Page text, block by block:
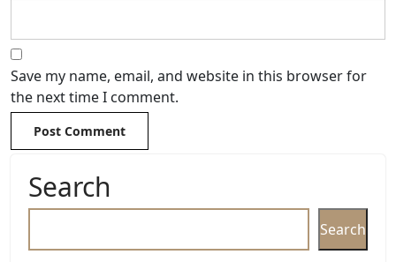
Save my name, email, and website in this browser for
the next time I comment.
Search
Search